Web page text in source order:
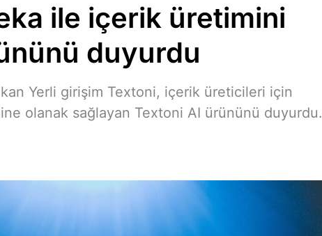
ile içerik üretimini
duyurdu
Yerli girişim Textoni, içerik üreticileri için
olanak sağlayan Textoni AI ürününü duyurdu.